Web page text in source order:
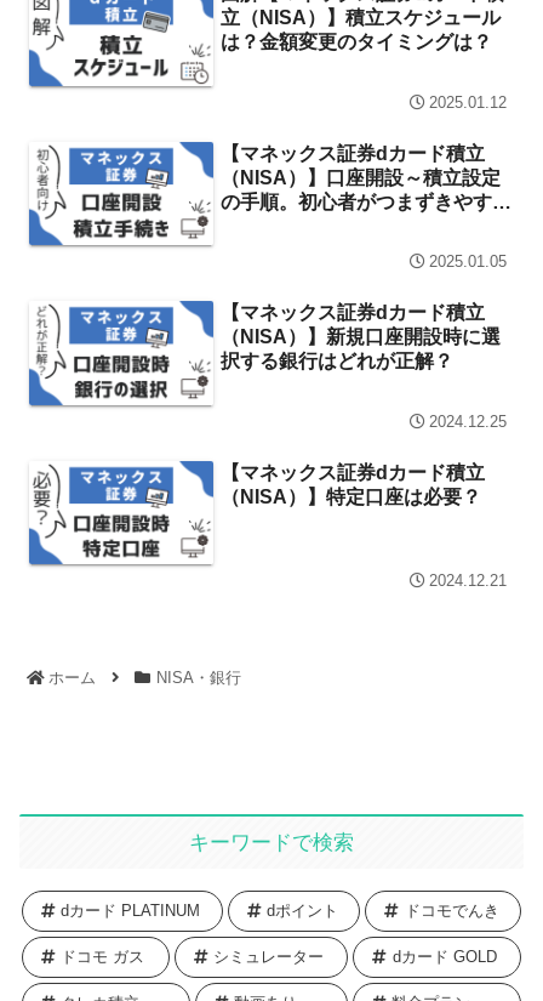
立（NISA）】積立スケジュール
は？金額変更のタイミングは？
2025.01.12
【マネックス証券dカード積立
（NISA）】口座開設～積立設定
の手順。初心者がつまずきやすい
2025.01.05
【マネックス証券dカード積立
（NISA）】新規口座開設時に選
択する銀行はどれが正解？
2024.12.25
【マネックス証券dカード積立
（NISA）】特定口座は必要？
2024.12.21
ホーム NISA・銀行
キーワードで検索
dカード PLATINUM dポイント ドコモでんき
ドコモ ガス シミュレーター dカード GOLD